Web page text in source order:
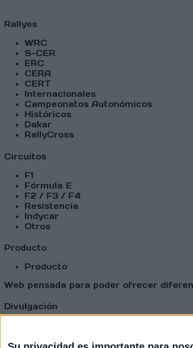
Rallyes
WRC
S-CER
ERC
CERA
CERT
Internacionales
Campeonatos Autonómicos
Históricos
Dakar
RallyCross
Circuitos
F1
Fórmula E
F2 / F3 / F4
Resistencia
Indycar
Otros
Producto
Producto
Web pensada para poder ofrecer
Divulgación
Comunicados